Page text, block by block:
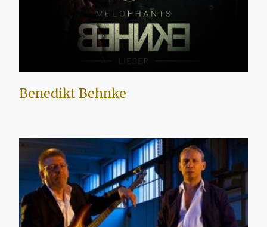
Benedikt Behnke